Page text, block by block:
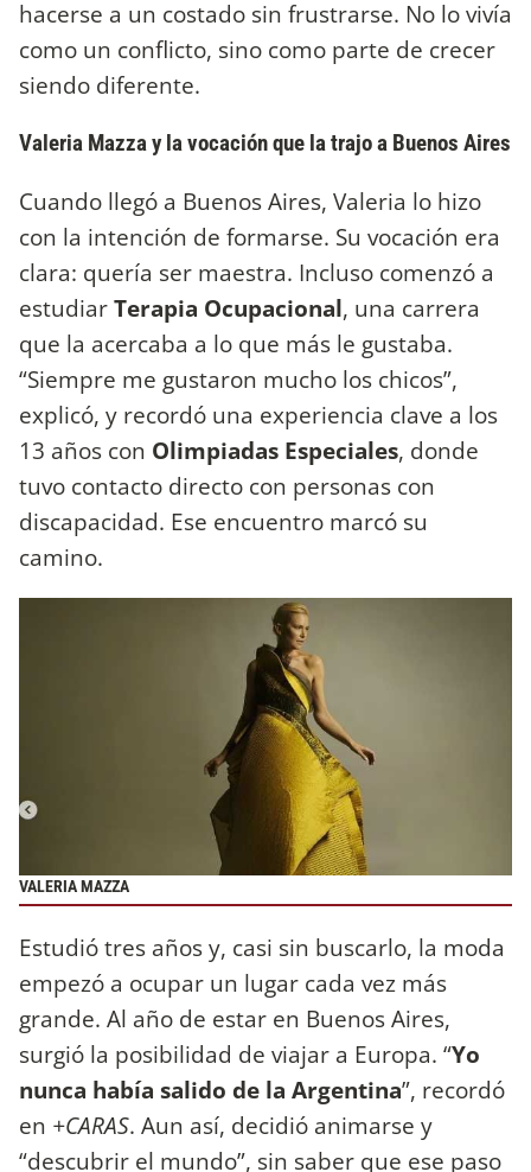
hacerse a un costado sin frustrarse. No lo vivía
como un conflicto, sino como parte de crecer
siendo diferente.
Valeria Mazza y la vocación que la trajo a Buenos Aires
Cuando llegó a Buenos Aires, Valeria lo hizo
con la intención de formarse. Su vocación era
clara: quería ser maestra. Incluso comenzó a
estudiarTerapia Ocupacional, una carrera
que la acercaba a lo que más le gustaba.
“Siempre me gustaron mucho los chicos”,
explicó, y recordó una experiencia clave a los
13 años con Olimpiadas Especiales, donde
tuvo contacto directo con personas con
discapacidad. Ese encuentro marcó su
camino.
VALERIA MAZZA
Estudió tres años y, casi sin buscarlo, la moda
empezó a ocupar un lugar cada vez más
grande. Al año de estar en Buenos Aires,
surgió la posibilidad de viajar a Europa. “Yo
nunca había salido de la Argentina”, recordó
en +CARAS. Aun así, decidió animarse y
“descubrir el mundo”, sin saber que ese paso